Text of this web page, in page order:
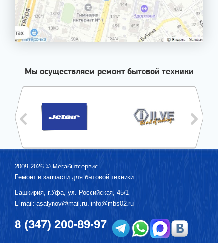
Мы осуществляем ремонт бытовой техники
2009-2026 © Мегабытсервис —
Ремонт и запчасти для бытовой техники
Башкирия, г.Уфа, ул. Российская, 45/1
E-mail: asalynov@mail.ru, info@mbs02.ru
8 (347) 200-89-97